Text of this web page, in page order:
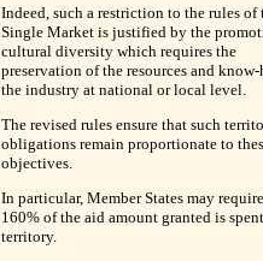
Indeed, such a restriction to the rules of
Single Market is justified by the
cultural diversity which requires the
preservation of the resources and
the industry at national or local level.
The revised rules ensure that such
obligations remain proportionate to
objectives.
In particular, Member States may
160% of the aid amount granted is
territory.